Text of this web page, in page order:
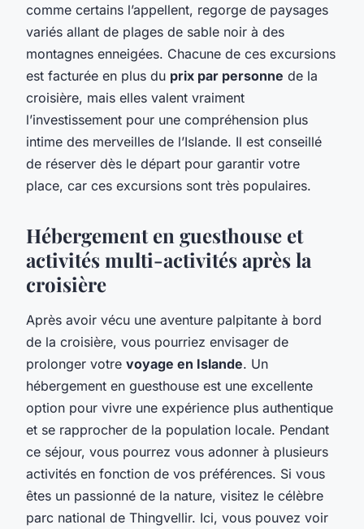
comme certains l’appellent, regorge de paysages
variés allant de plages de sable noir à des
montagnes enneigées. Chacune de ces excursions
est facturée en plus du prix par personne de la
croisière, mais elles valent vraiment
l’investissement pour une compréhension plus
intime des merveilles de l’Islande. Il est conseillé
de réserver dès le départ pour garantir votre
place, car ces excursions sont très populaires.
Hébergement en guesthouse et
activités multi-activités après la
croisière
Après avoir vécu une aventure palpitante à bord
de la croisière, vous pourriez envisager de
prolonger votre voyage en Islande. Un
hébergement en guesthouse est une excellente
option pour vivre une expérience plus authentique
et se rapprocher de la population locale. Pendant
ce séjour, vous pourrez vous adonner à plusieurs
activités en fonction de vos préférences. Si vous
êtes un passionné de la nature, visitez le célèbre
parc national de Thingvellir. Ici, vous pouvez voir